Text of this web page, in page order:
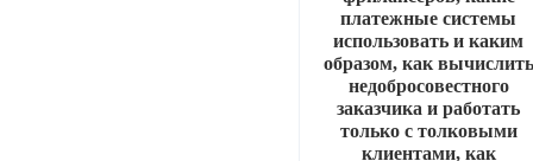
платежные системы
использовать и каким
образом, как вычислить
недобросовестного
заказчика и работать
только с толковыми
клиентами, как